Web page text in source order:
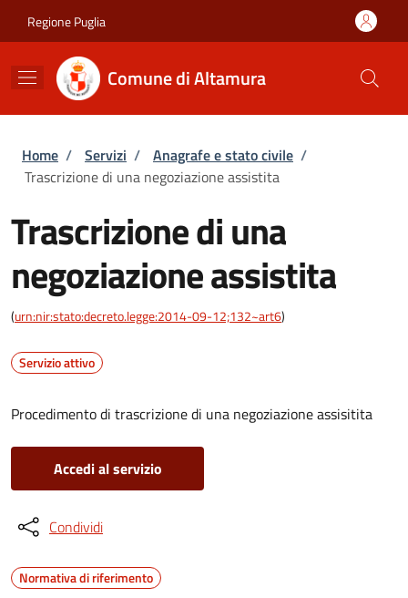
Regione Puglia
Comune di Altamura
Briciole di pane
Home / Servizi / Anagrafe e stato civile /
Trascrizione di una negoziazione assistita
Trascrizione di una
negoziazione assistita
(urn:nir:stato:decreto.legge:2014-09-12;132~art6)
Servizio attivo
Procedimento di trascrizione di una negoziazione assisitita
Accedi al servizio
Condividi
Normativa di riferimento